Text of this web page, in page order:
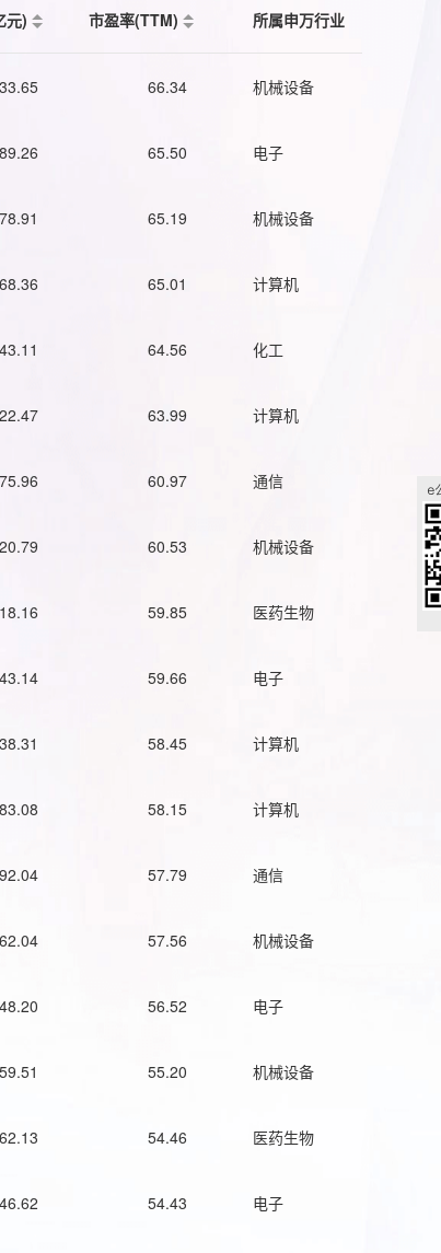
元) 市盈率(TTM) 所属申万行业
33.65 66.34 机械设备
65.50 电子
78.91 65.19 机械设备
68.36 65.01 计算机
64.56 化工
22.47 63.99 计算机
75.96 60.97 通信
20.79 60.53 机械设备
59.85 医药生物
43.14 59.66 电子
38.31 58.45 计算机
83.08 58.15 计算机
57.79 通信
62.04 57.56 机械设备
48.20 56.52 电子
55.20 机械设备
62.13 54.46 医药生物
54.43 电子